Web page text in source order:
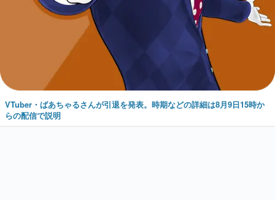
VTuber・ばあちゃるさんが引退を発表。時期などの詳細は8月9日15時か
らの配信で説明